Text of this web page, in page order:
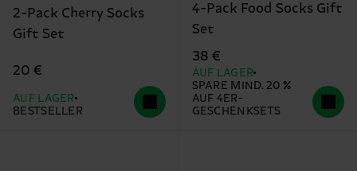
2-Pack Cherry Socks
Gift Set
20 €
AUF LAGER
BESTSELLER
4-Pack Food Socks Gift
Set
38 €
AUF LAGER
SPARE MIND. 20 %
AUF 4ER-
GESCHENKSETS